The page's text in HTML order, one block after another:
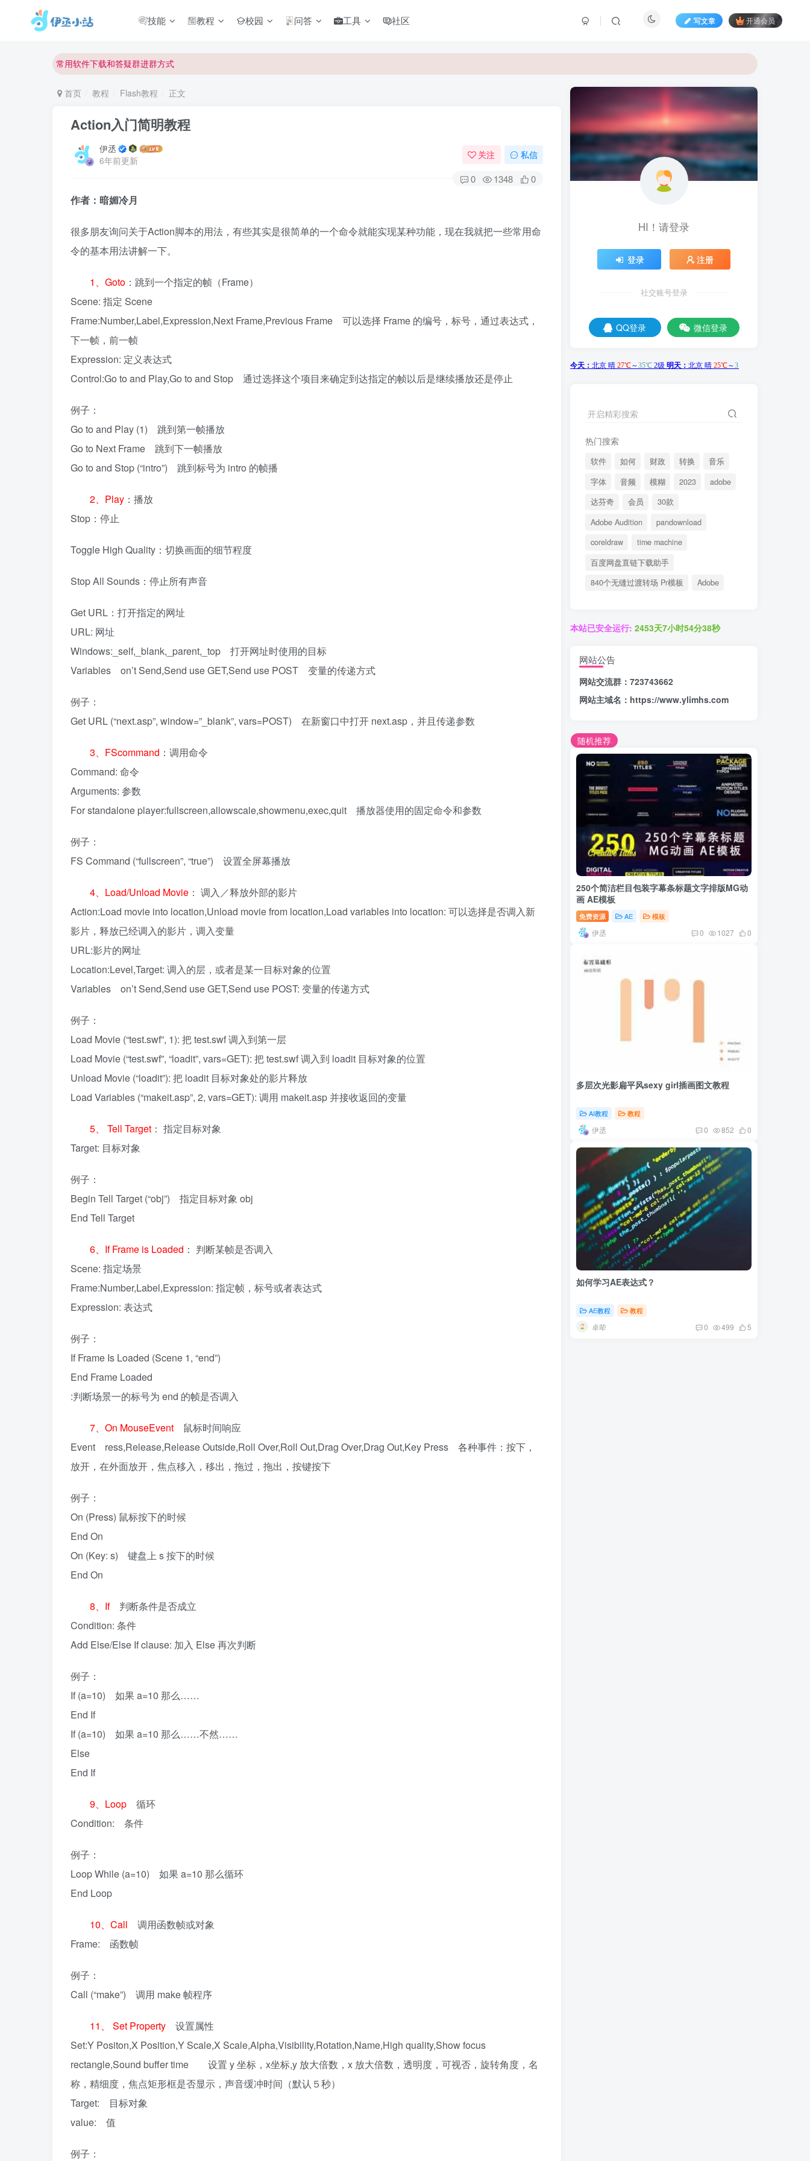
技能 教程 校园 问答 工具 社区 写文章 开通会员
欢迎反馈网站中存在的问题和建议！
常用软件下载和答疑群进群方式
欢迎访问伊丞小站！
首页 教程 Flash教程 正文
Action入门简明教程
伊丞
6年前更新
关注 私信
0 1348 0
作者：暗媚冷月
很多朋友询问关于Action脚本的用法，有些其实是很简单的一个命令就能实现某种功能，现在我就把一些常用命
令的基本用法讲解一下。
1、Goto ：跳到一个指定的帧（Frame）
Scene: 指定 Scene
Frame:Number,Label,Expression,Next Frame,Previous Frame 可以选择 Frame 的编号，标号，通过表达式，
下一帧，前一帧
Expression: 定义表达式
Control:Go to and Play,Go to and Stop 通过选择这个项目来确定到达指定的帧以后是继续播放还是停止
例子：
Go to and Play (1) 跳到第一帧播放
Go to Next Frame 跳到下一帧播放
Go to and Stop (“intro”) 跳到标号为 intro 的帧播
2、Play ：播放
Stop：停止
Toggle High Quality：切换画面的细节程度
Stop All Sounds：停止所有声音
Get URL：打开指定的网址
URL: 网址
Windows:_self,_blank,_parent,_top 打开网址时使用的目标
Variables on’t Send,Send use GET,Send use POST 变量的传递方式
例子：
Get URL (“next.asp”, window=”_blank”, vars=POST) 在新窗口中打开 next.asp，并且传递参数
3、FScommand ：调用命令
Command: 命令
Arguments: 参数
For standalone player:fullscreen,allowscale,showmenu,exec,quit 播放器使用的固定命令和参数
例子：
FS Command (“fullscreen”, “true”) 设置全屏幕播放
4、Load/Unload Movie ： 调入／释放外部的影片
Action:Load movie into location,Unload movie from location,Load variables into location: 可以选择是否调入新
影片，释放已经调入的影片，调入变量
URL:影片的网址
Location:Level,Target: 调入的层，或者是某一目标对象的位置
Variables on’t Send,Send use GET,Send use POST: 变量的传递方式
例子：
Load Movie (“test.swf”, 1): 把 test.swf 调入到第一层
Load Movie (“test.swf”, “loadit”, vars=GET): 把 test.swf 调入到 loadit 目标对象的位置
Unload Movie (“loadit”): 把 loadit 目标对象处的影片释放
Load Variables (“makeit.asp”, 2, vars=GET): 调用 makeit.asp 并接收返回的变量
5、 Tell Target ： 指定目标对象
Target: 目标对象
例子：
Begin Tell Target (“obj”) 指定目标对象 obj
End Tell Target
6、If Frame is Loaded ： 判断某帧是否调入
Scene: 指定场景
Frame:Number,Label,Expression: 指定帧，标号或者表达式
Expression: 表达式
例子：
If Frame Is Loaded (Scene 1, “end”)
End Frame Loaded
:判断场景一的标号为 end 的帧是否调入
7、On MouseEvent 鼠标时间响应
Event ress,Release,Release Outside,Roll Over,Roll Out,Drag Over,Drag Out,Key Press 各种事件：按下，
放开，在外面放开，焦点移入，移出，拖过，拖出，按键按下
例子：
On (Press) 鼠标按下的时候
End On
On (Key: s) 键盘上 s 按下的时候
End On
8、If判断条件是否成立
Condition: 条件
Add Else/Else If clause: 加入 Else 再次判断
例子：
If (a=10) 如果 a=10 那么……
End If
If (a=10) 如果 a=10 那么……不然……
Else
End If
9、Loop 循环
Condition: 条件
例子：
Loop While (a=10) 如果 a=10 那么循环
End Loop
10、Call 调用函数帧或对象
Frame: 函数帧
例子：
Call (“make”) 调用 make 帧程序
11、 Set Property 设置属性
Set:Y Positon,X Position,Y Scale,X Scale,Alpha,Visibility,Rotation,Name,High quality,Show focus
rectangle,Sound buffer time 设置 y 坐标，x坐标,y 放大倍数，x 放大倍数，透明度，可视否，旋转角度，名
称，精细度，焦点矩形框是否显示，声音缓冲时间（默认５秒）
Target: 目标对象
value: 值
例子：
HI！请登录
登录 注册
社交账号登录
QQ登录 微信登录
开启精彩搜索
热门搜索
软件 如何 财政 转换
音乐
字体
音频 模糊 2023
adobe
达芬奇
会员
30款
Adobe Audition
pandownload
coreldraw
time machine
百度网盘直链下载助手
840个无缝过渡转场 Pr模板
Adobe
本站已安全运行: 2453天7小时54分39秒
网站公告
网站交流群：723743662
网站主域名： https://www.ylimhs.com
随机推荐
250个简洁栏目包装字幕条标题文字排版MG动
画 AE模板
免费资源 AE 模板
伊丞 0 1027 0
多层次光影扁平风sexy girl插画图文教程
AI教程 教程
伊丞 0 852 0
如何学习AE表达式？
AE教程 教程
卓荦 0 499 5